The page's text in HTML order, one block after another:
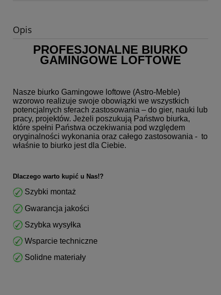
Opis
PROFESJONALNE BIURKO
GAMINGOWE LOFTOWE
Nasze biurko Gamingowe loftowe (Astro-Meble)
wzorowo realizuje swoje obowiązki we wszystkich
potencjalnych sferach zastosowania – do gier, nauki lub
pracy, projektów. Jeżeli poszukują Państwo biurka,
które spełni Państwa oczekiwania pod względem
oryginalności wykonania oraz całego zastosowania - to
właśnie to biurko jest dla Ciebie.
Dlaczego warto kupić u Nas!?
Szybki montaż
Gwarancja jakości
Szybka wysyłka
Wsparcie techniczne
Solidne materiały